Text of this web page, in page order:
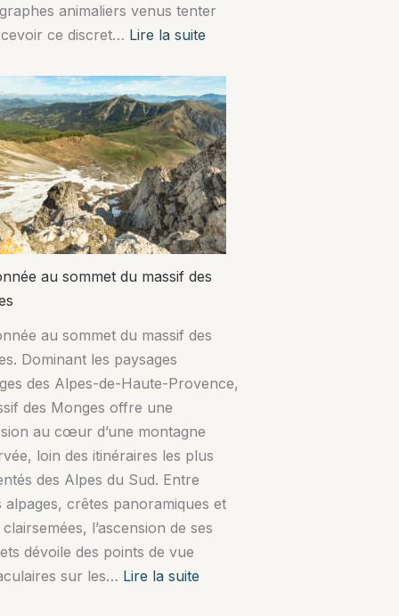
animaliers venus tenter
ce discret… Lire la suite:
le
phoque
annelé
du
lac
Saimaa
au sommet du massif des
au sommet du massif des
Dominant les paysages
des Alpes-de-Haute-Provence,
des Monges offre une
au cœur d’une montagne
loin des itinéraires les plus
des Alpes du Sud. Entre
alpages, crêtes panoramiques et
l’ascension de ses
dévoile des points de vue
sur les… Lire la suite: